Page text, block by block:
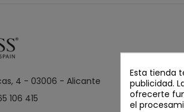
4 - 03006 - Alicante
106 415
Esta tienda
publicidad.
ofrecerte
el